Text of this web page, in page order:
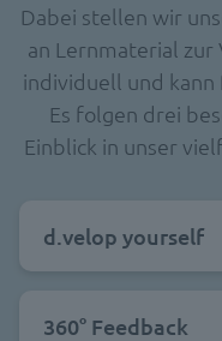
Dabei stellen wir
an Lernmaterial
individuell und
Es folgen drei
Einblick in unser
d.velop yourself
360° Feedback